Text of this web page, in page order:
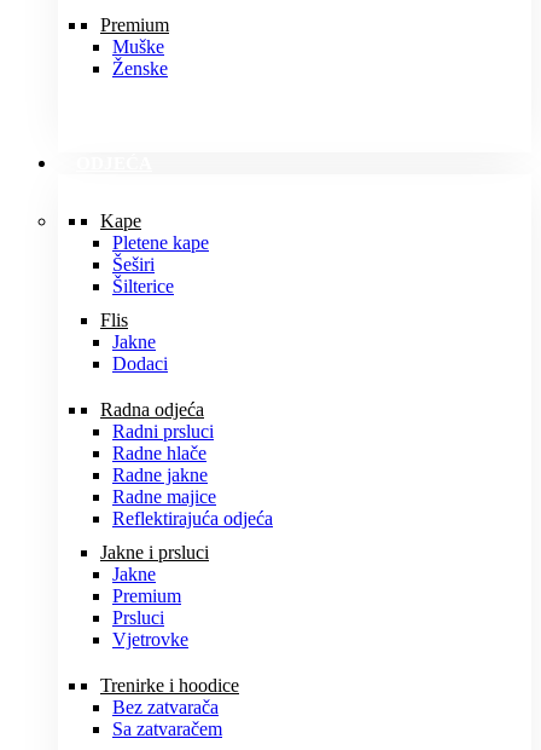
Premium
Muške
Ženske
Kape
Pletene kape
Šeširi
Šilterice
Flis
Jakne
Dodaci
Radna odjeća
Radni prsluci
Radne hlače
Radne jakne
Radne majice
Reflektirajuća odjeća
Jakne i prsluci
Jakne
Premium
Prsluci
Vjetrovke
Trenirke i hoodice
Bez zatvarača
Sa zatvaračem